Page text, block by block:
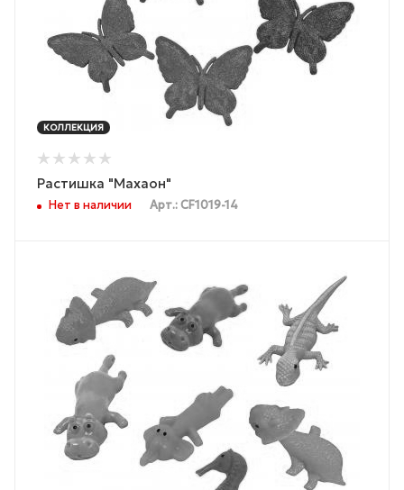
КОЛЛЕКЦИЯ
Растишка "Махаон"
Нет в наличии Арт.: CF1019-14